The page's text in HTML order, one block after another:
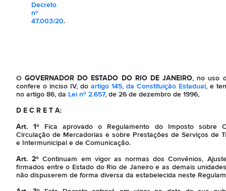
Decreto
nº
47.003/20.
OGOVERNADOR DO ESTADO DO RIO DE JANEIRO, no uso
confere o inciso IV, do artigo 145, da Constituição Estadual, e
no artigo 86, da Lei nº 2.657, de 26 de dezembro de 1996,
D E C R E T A:
Art. 1º Fica aprovado o Regulamento do Imposto sobre
Circulação de Mercadorias e sobre Prestações de Serviços de
e Intermunicipal e de Comunicação.
Art. 2ºContinuam em vigor as normas dos Convênios,
firmados entre o Estado do Rio de Janeiro e as demais
não dispuserem de forma diversa da estabelecida neste